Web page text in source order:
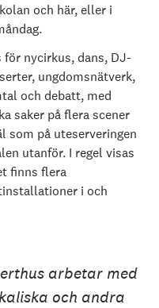
och här, eller i
nycirkus, dans, DJ-
ungdomsnätverk,
och debatt, med
saker på flera scener
som på uteserveringen
utanför. I regel visas
finns flera
i och
arbetar med
och andra